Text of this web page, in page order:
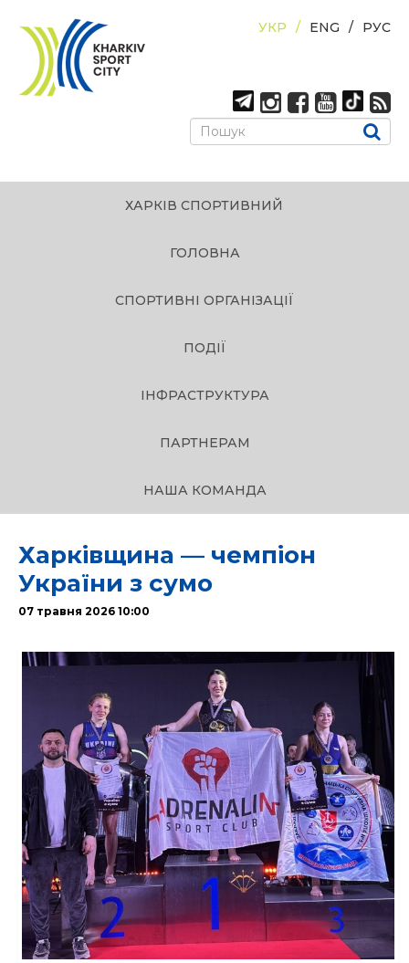
РУС
ENG
УКР
ХАРКІВ СПОРТИВНИЙ
ГОЛОВНА
СПОРТИВНІ ОРГАНІЗАЦІЇ
ПОДІЇ
ІНФРАСТРУКТУРА
ПАРТНЕРАМ
НАША КОМАНДА
Харківщина — чемпіон
України з сумо
07 травня 2026 10:00